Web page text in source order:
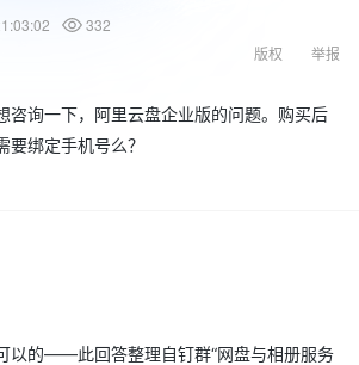
332
举报
版权
咨询一下，阿里云盘企业版的问题。购买后
绑定手机号么？
以的——此回答整理自钉群“网盘与相册服务